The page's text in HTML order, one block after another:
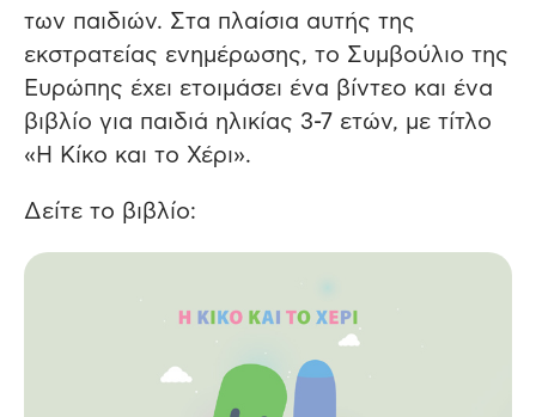
των παιδιών. Στα πλαίσια αυτής της
εκστρατείας ενημέρωσης, το Συμβούλιο της
Ευρώπης έχει ετοιμάσει ένα βίντεο και ένα
βιβλίο για παιδιά ηλικίας 3-7 ετών, με τίτλο
«Η Κίκο και το Χέρι».
Δείτε το βιβλίο: